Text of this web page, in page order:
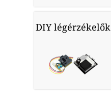
DIY légérzékelők